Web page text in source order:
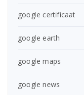
google certificaat
google earth
google maps
google news